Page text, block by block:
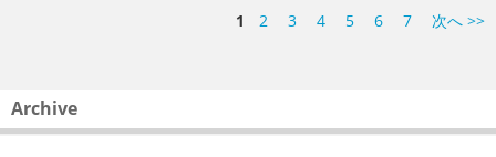
1 2 3 4 5 6 7 次へ >>
Archive